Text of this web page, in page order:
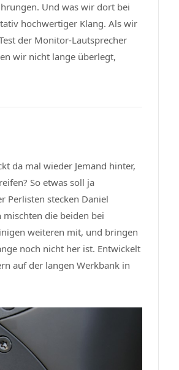
Und was wir dort bei
hochwertiger Klang. Als wir
der Monitor-Lautsprecher
wir nicht lange überlegt,
da mal wieder Jemand hinter,
So etwas soll ja
Perlisten stecken Daniel
mischten die beiden bei
weiteren mit, und bringen
noch nicht her ist. Entwickelt
auf der langen Werkbank in